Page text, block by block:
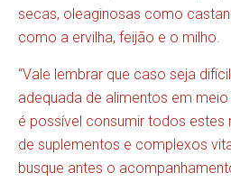
secas, oleaginosas como
como a ervilha, feijão e o milho.
“Vale lembrar que caso seja
adequada de alimentos em
é possível consumir todos estes
de suplementos e complexos
busque antes o